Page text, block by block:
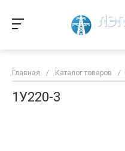
Главная / Каталог товаров /
1У220-3